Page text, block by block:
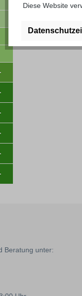
Beratung unter:
Diese Website